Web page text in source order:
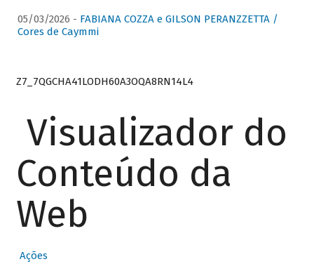
05/03/2026 - FABIANA COZZA e GILSON PERANZZETTA /
Cores de Caymmi
Z7_7QGCHA41LODH60A3OQA8RN14L4
Visualizador do
Conteúdo da
Web
Ações